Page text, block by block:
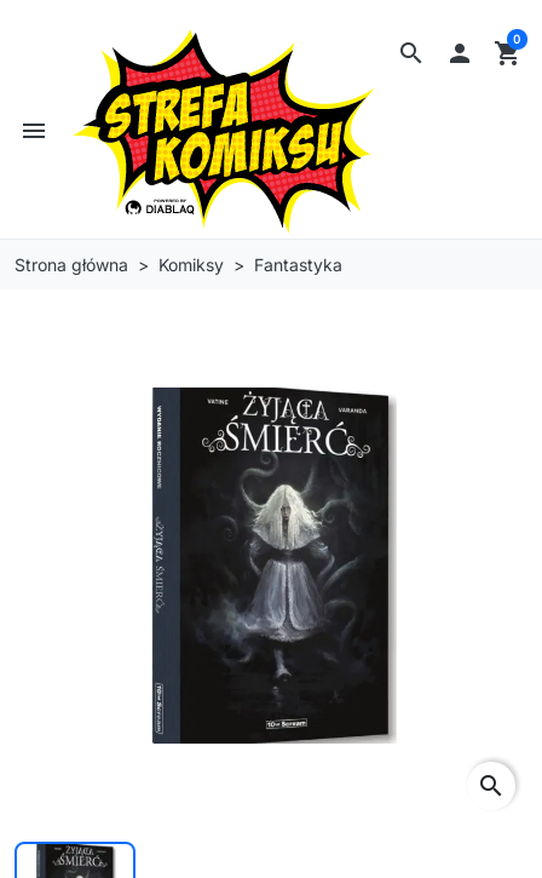
search
menu
 shopping_cart
0
Strona główna Komiksy Fantastyka
search